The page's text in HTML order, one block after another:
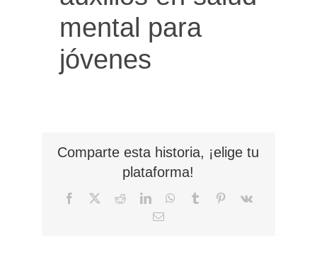
mental para
jóvenes
Comparte esta historia, ¡elige tu
plataforma!
Facebook RedditLinkedInWhatsApp
Tumblr Pinterest
Vk
Correo